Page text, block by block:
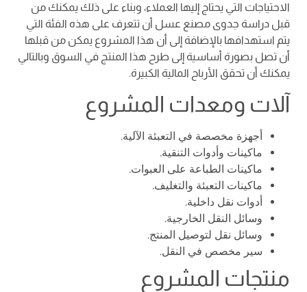
الاحتياجات التي يحتاج إليها العملاء، وبناء على ذلك يمكنك من
قبل دراسة جدوى مصنع عسل أن تتعرف على هذه الفئة التي
يتم استهدافها بالإضافة إلى أن هذا المشروع يمكن من قبلها
أن تصل بصورة أساسية إلى طرح هذا المنتج في السوق وبالتالي
يمكنك أن تحقق الأرباح المالية الكبيرة.
آلات ومعدات المشروع
أجهزة مخصصة في التعبئة الآلية.
ماكينات وأدوات التنقية.
ماكينات الطباعة على العبوات.
ماكينات التعبئة والتغليف.
أدوات نقل داخلية.
وسائل النقل الخارجية.
وسائل نقل لتوصيل المنتج.
سير مخصص في النقل.
منتجات المشروع